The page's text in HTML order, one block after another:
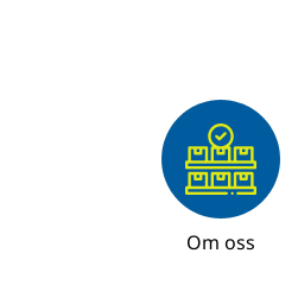
Om oss